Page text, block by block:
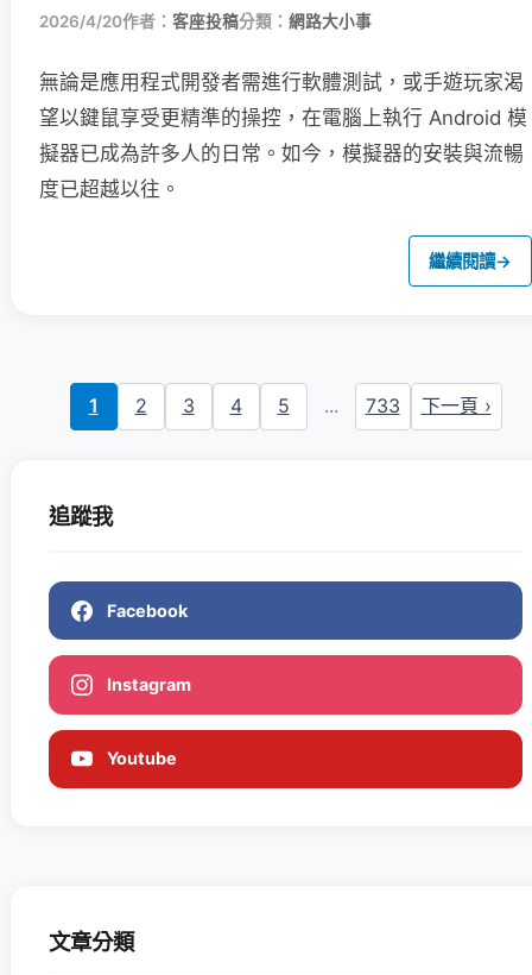
2026/4/20作者： 客座投稿分類： 網路大小事
無論是應用程式開發者需進行軟體測試，或手遊玩家渴
望以鍵鼠享受更精準的操控，在電腦上執行 Android 模
擬器已成為許多人的日常。如今，模擬器的安裝與流暢
度已超越以往。
繼續閱讀→
1 2 3 4 5 ... 733 下一頁 ›
追蹤我
Facebook
Instagram
Youtube
文章分類